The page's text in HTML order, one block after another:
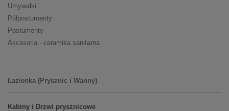
Umywalki
Półpostumenty
Postumenty
Akcesoria - ceramika sanitarna
Łazienka (Prysznic i Wanny)
Kabiny i Drzwi prysznicowe